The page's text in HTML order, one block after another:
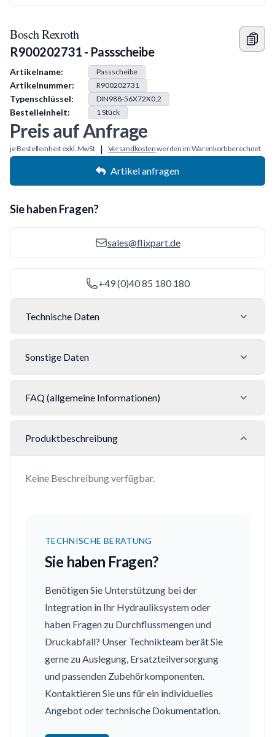
Bosch Rexroth
R900202731 - Passscheibe
Produkt Information
Artikelname: Passscheibe
Artikelnummer: R900202731
Typenschlüssel: DIN988-56X72X0,2
Bestelleinheit: 1Stück
Preis auf Anfrage
je Bestelleinheit exkl. MwSt | Versandkostenwerden im Warenkorb berechnet
Artikel anfragen
Sie haben Fragen?
sales@flixpart.de
+49 (0)40 85 180 180
Technische Daten
Sonstige Daten
FAQ (allgemeine Informationen)
Produktbeschreibung
Keine Beschreibung verfügbar.
TECHNISCHE BERATUNG
Sie haben Fragen?
Benötigen Sie Unterstützung bei der
Integration in Ihr Hydrauliksystem oder
haben Fragen zu Durchflussmengen und
Druckabfall? Unser Technikteam berät Sie
gerne zu Auslegung, Ersatzteilversorgung
und passenden Zubehörkomponenten.
Kontaktieren Sie uns für ein individuelles
Angebot oder technische Dokumentation.